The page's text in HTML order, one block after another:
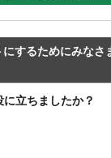
するためにみなさ
立ちましたか？